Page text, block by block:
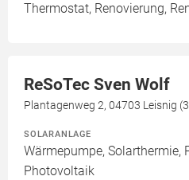
Thermostat, Renovierung,
ReSoTec Sven Wolf
Plantagenweg 2, 04703 Leisnig
SOLARANLAGE
Wärmepumpe, Solarthermie,
Photovoltaik